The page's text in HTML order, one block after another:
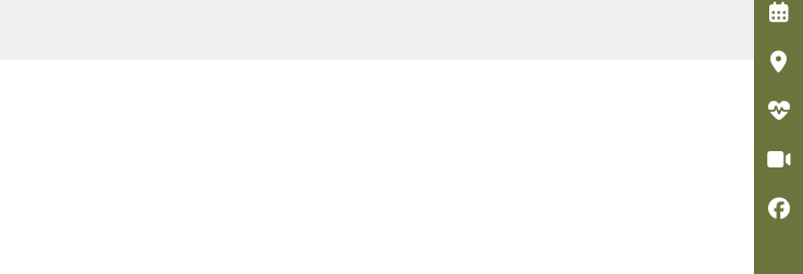




